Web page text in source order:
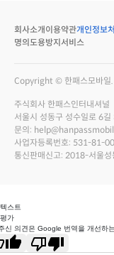
회사소개 이용약관개인정보
명의도용방지서비스
Copyright © 한패스모바
주식회사 한패스인터내셔널
서울시 성동구 성수일로 6
문의:
사업자등록번호: 531-81-
통신판매신고: 2018-서울
스트
가
신 의견은 Google 번역을 개선하